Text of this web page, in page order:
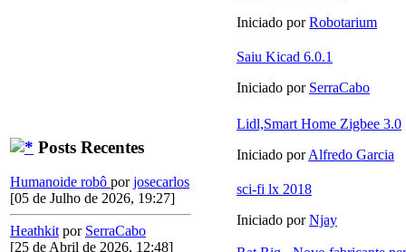
Posts Recentes
Humanoide robô porjosecarlos
[05 de Julho de 2026, 19:27]
Heathkit por SerraCabo
[25 de Abril de 2026, 12:48]
Iniciado porRobotarium
Saiu Kicad 6.0.1
Iniciado por SerraCabo
Lidl,Smart Home Zigbee 3.0
Iniciado porAlfredo Garcia
sci-fi lx 2018
Iniciado porNjay